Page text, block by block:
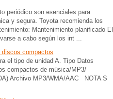
periódico son esenciales para
y segura. Toyota recomienda los
Mantenimiento planificado El
a cabo según los int ...
discos compactos
el tipo de unidad A. Tipo Datos
compactos de música/MP3/
Archivo MP3/WMA/AAC NOTA S